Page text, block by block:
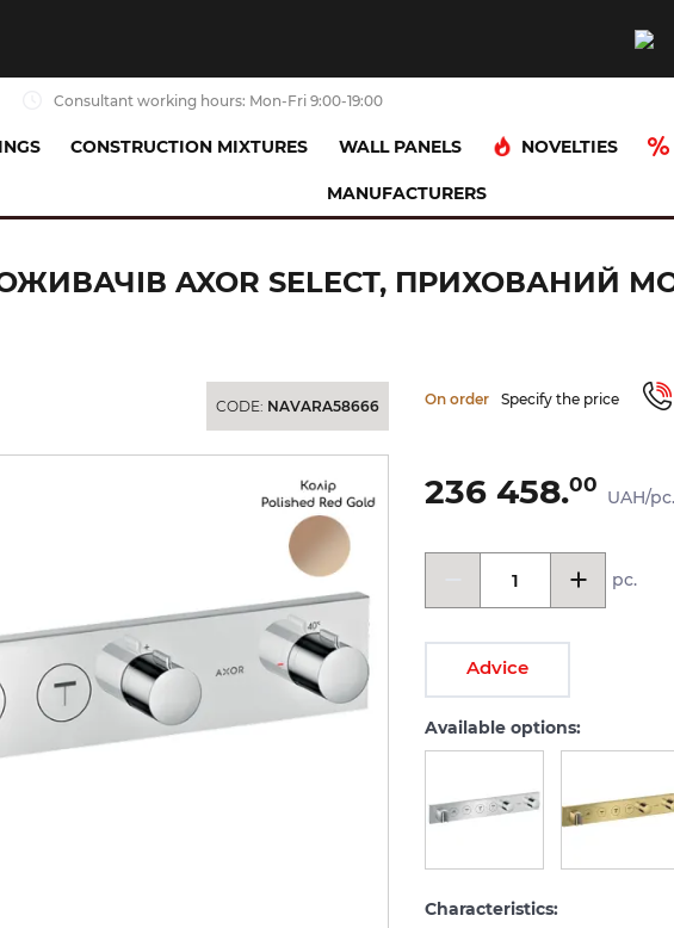
Consultant working hours: Mon-Fri 9:00-19:00
CONSTRUCTION MIXTURES WALL PANELS NOVELTIES
MANUFACTURERS
Термостат для 4-х споживачів Axor Select, прихований монтаж, Polished Red
AXOR SELECT, ПРИХОВАНИЙ
CODE: NAVARA58666 On order Specify the price
236 458.00
UAH/pc.
pc.
Advice
Available options:
Characteristics: